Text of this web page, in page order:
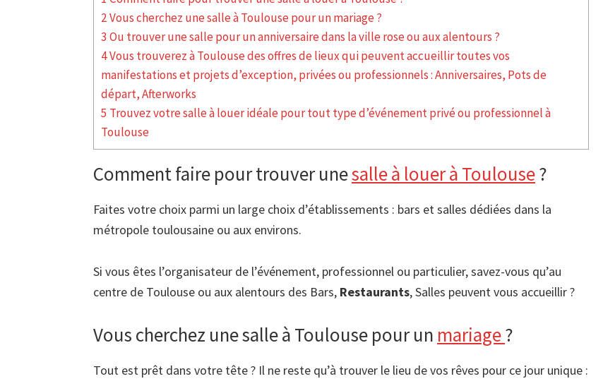
2 Vous cherchez une salle à Toulouse pour un mariage ?
3 Ou trouver une salle pour un anniversaire dans la ville rose ou aux alentours ?
4 Vous trouverez à Toulouse des offres de lieux qui peuvent accueillir toutes vos
manifestations et projets d’exception, privées ou professionnels : Anniversaires, Pots de
départ, Afterworks
5 Trouvez votre salle à louer idéale pour tout type d’événement privé ou professionnel à
Toulouse
Comment faire pour trouver unesalle à louer à Toulouse?
Faites votre choix parmi un large choix d’établissements : bars et salles dédiées dans la
métropole toulousaine ou aux environs.
Si vous êtes l’organisateur de l’événement, professionnel ou particulier, savez-vous qu’au
centre de Toulouse ou aux alentours des Bars, Restaurants, Salles peuvent vous accueillir ?
Vous cherchez une salle à Toulouse pour un mariage?
Tout est prêt dans votre tête ? Il ne reste qu’à trouver le lieu de vos rêves pour ce jour unique :